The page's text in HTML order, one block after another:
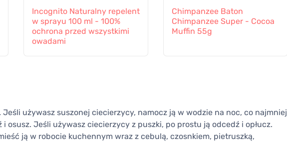
Incognito Naturalny repelent
w sprayu 100 ml - 100%
ochrona przed wszystkimi
owadami
Chimpanzee Baton
Chimpanzee Super - Cocoa
Muffin 55g
używasz suszonej ciecierzycy, namocz ją w wodzie na noc, co najmniej
i osusz. Jeśli używasz ciecierzycy z puszki, po prostu ją odcedź i opłucz.
ją w robocie kuchennym wraz z cebulą, czosnkiem, pietruszką,